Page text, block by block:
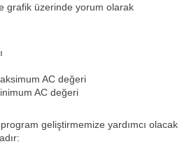
grafik üzerinde yorum olarak
AC değeri
AC değeri
geliştirmemize yardımcı olacak